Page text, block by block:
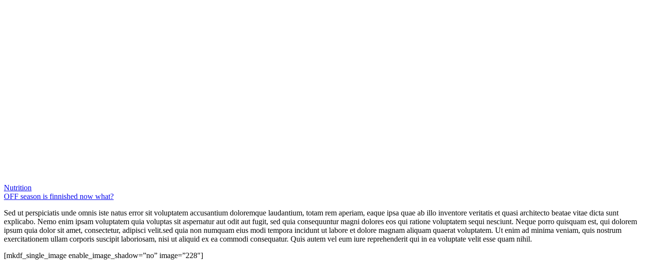
Nutrition
OFF season is finnished now what?
Sed ut perspiciatis unde omnis iste natus error sit voluptatem accusantium doloremque laudantium, totam rem aperiam, eaque ipsa quae ab illo inventore veritatis et quasi architecto beatae vitae dicta sunt
explicabo. Nemo enim ipsam voluptatem quia voluptas sit aspernatur aut odit aut fugit, sed quia consequuntur magni dolores eos qui ratione voluptatem sequi nesciunt. Neque porro quisquam est, qui dolorem
ipsum quia dolor sit amet, consectetur, adipisci velit.sed quia non numquam eius modi tempora incidunt ut labore et dolore magnam aliquam quaerat voluptatem. Ut enim ad minima veniam, quis nostrum
exercitationem ullam corporis suscipit laboriosam, nisi ut aliquid ex ea commodi consequatur. Quis autem vel eum iure reprehenderit qui in ea voluptate velit esse quam nihil.
[mkdf_single_image enable_image_shadow=”no” image=”228″]